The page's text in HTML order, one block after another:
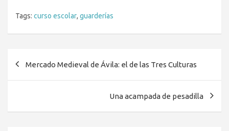
Tags: curso escolar, guarderías
Mercado Medieval de Ávila: el de las Tres Culturas
Una acampada de pesadilla